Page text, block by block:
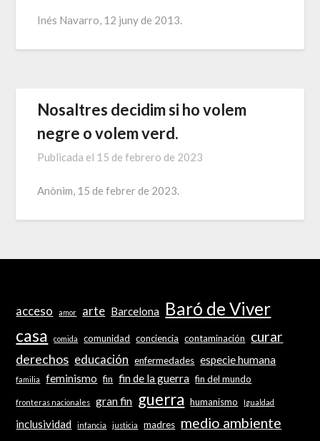
Inés Navarro, 12 juny de 2013.
Nosaltres decidim si ho volem
negre o volem verd.
Publicada el 15 de febrero de 2023
Anònim, 15 de febrer de 2023.
acceso amor arte Barcelona Baró de Viver
casa comida comunidad conciencia contaminación curar
derechos educación enfermedades especie humana
familia feminismo fin fin de la guerra fin del mundo
fronteras nacionales gran fin guerra humanismo Igualdad
inclusividad infancia justicia madres medio ambiente